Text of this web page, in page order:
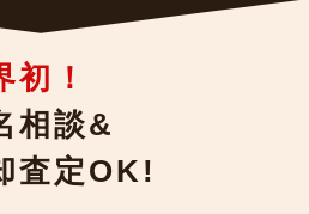
初！
相談&
査定OK!